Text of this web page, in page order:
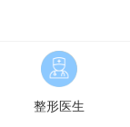
整形医生